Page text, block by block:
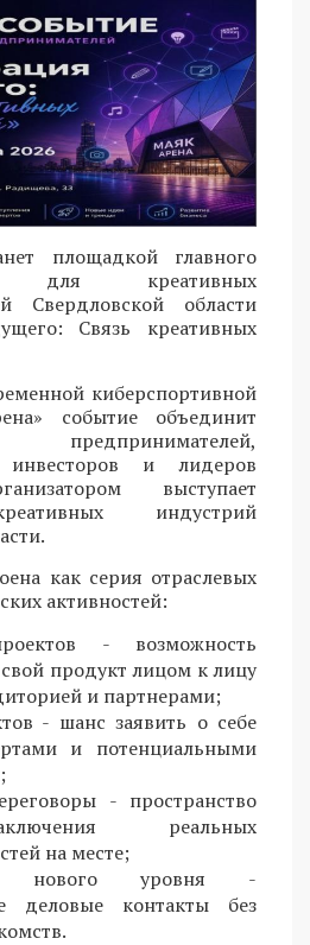
площадкой главного
для креативных
Свердловской области
Связь креативных
киберспортивной
событие объединит
инвесторов и лидеров
выступает
индустрий
как серия отраслевых
активностей:
- возможность
продукт лицом к лицу
и партнерами;
- шанс заявить о себе
и потенциальными
- пространство
реальных
на месте;
нового уровня -
деловые контакты без